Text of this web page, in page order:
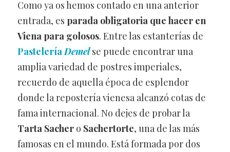
Como ya os hemos contado en una anterior
entrada, es parada obligatoria que hacer en
Viena para golosos. Entre las estanterías de
PasteleríaDemelse puede encontrar una
amplia variedad de postres imperiales,
recuerdo de aquella época de esplendor
donde la repostería vienesa alcanzó cotas de
fama internacional. No dejes de probar la
Tarta Sachero Sachertorte, una de las más
famosas en el mundo. Está formada por dos